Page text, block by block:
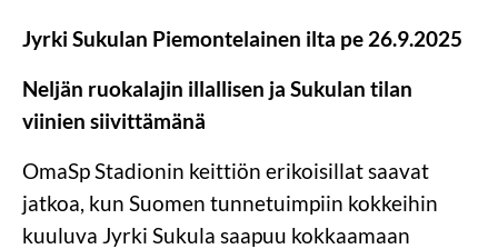
Jyrki Sukulan Piemontelainen ilta pe 26.9.2025
Neljän ruokalajin illallisen ja Sukulan tilan
viinien siivittämänä
OmaSp Stadionin keittiön erikoisillat saavat
jatkoa, kun Suomen tunnetuimpiin kokkeihin
kuuluva Jyrki Sukula saapuu kokkaamaan